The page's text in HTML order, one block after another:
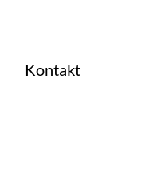
Kontakt